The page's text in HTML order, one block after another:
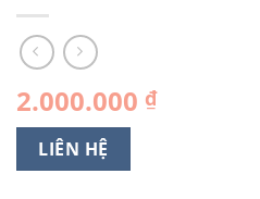
2.000.000 ₫
LIÊN HỆ